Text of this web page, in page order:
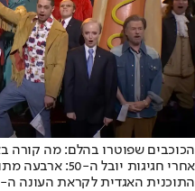
הכוכבים שפוטרו בהלם: מה קורה